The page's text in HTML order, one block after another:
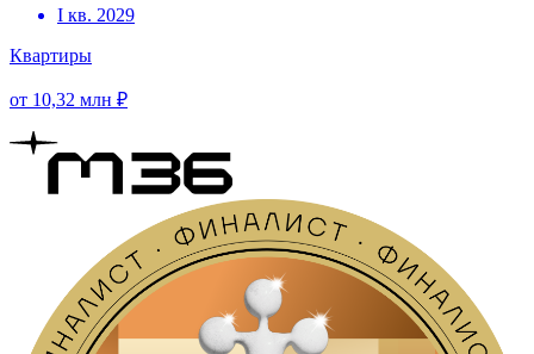
I кв. 2029
Квартиры
от 10,32 млн ₽